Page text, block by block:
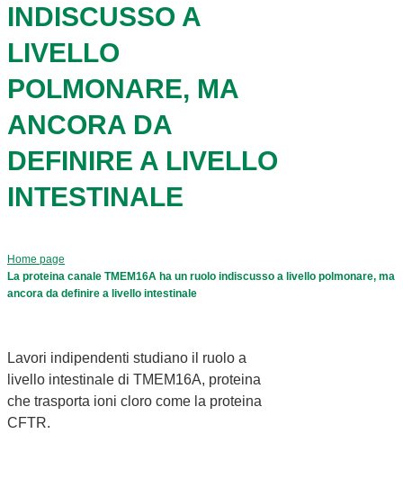
INDISCUSSO A
LIVELLO
POLMONARE, MA
ANCORA DA
DEFINIRE A LIVELLO
INTESTINALE
Home page
La proteina canale TMEM16A ha un ruolo indiscusso a livello polmonare, ma
ancora da definire a livello intestinale
Lavori indipendenti studiano il ruolo a
livello intestinale di TMEM16A, proteina
che trasporta ioni cloro come la proteina
CFTR.